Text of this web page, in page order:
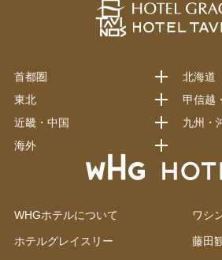
WHGホテルについて ワシ
ホテルグレイスリー 藤田
首都圏
北海道
東北
甲信越
近畿・中国
九州・
海外